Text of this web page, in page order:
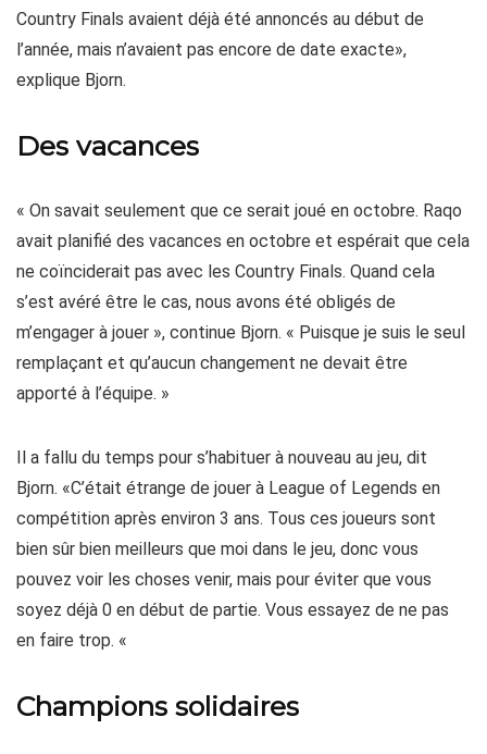
Country Finals avaient déjà été annoncés au début de
l’année, mais n’avaient pas encore de date exacte»,
explique Bjorn.
Des vacances
« On savait seulement que ce serait joué en octobre. Raqo
avait planifié des vacances en octobre et espérait que cela
ne coïnciderait pas avec les Country Finals. Quand cela
s’est avéré être le cas, nous avons été obligés de
m’engager à jouer », continue Bjorn. « Puisque je suis le seul
remplaçant et qu’aucun changement ne devait être
apporté à l’équipe. »
Il a fallu du temps pour s’habituer à nouveau au jeu, dit
Bjorn. «C’était étrange de jouer à League of Legends en
compétition après environ 3 ans. Tous ces joueurs sont
bien sûr bien meilleurs que moi dans le jeu, donc vous
pouvez voir les choses venir, mais pour éviter que vous
soyez déjà 0 en début de partie. Vous essayez de ne pas
en faire trop. «
Champions solidaires